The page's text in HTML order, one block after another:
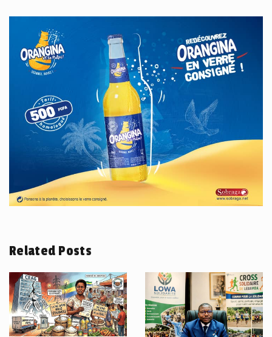
Related Posts